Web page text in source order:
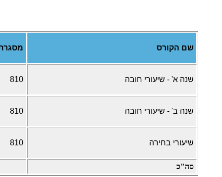
שם הקורס
שנה א' - שיעורי חובה 810
שנה ב' - שיעורי חובה 810
שיעורי בחירה 810
סה"כ